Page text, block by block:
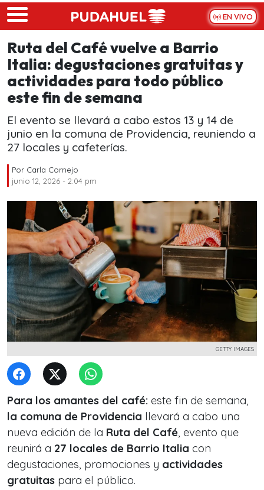
Skip to main content
EN VIVO
Ruta del Café vuelve a Barrio
Italia: degustaciones gratuitas y
actividades para todo público
este fin de semana
El evento se llevará a cabo estos 13 y 14 de
junio en la comuna de Providencia, reuniendo a
27 locales y cafeterías.
Por Carla Cornejo
junio 12, 2026 - 2:04 pm
GETTY IMAGES
Para los amantes del café: este fin de semana,
la comuna de Providencia llevará a cabo una
nueva edición de la Ruta del Café, evento que
reunirá a 27 locales de Barrio Italia con
degustaciones, promociones y actividades
gratuitas para el público.